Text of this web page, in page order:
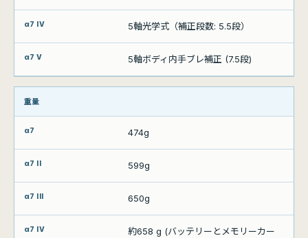
5軸光学式（補正段数: 5.5段）
5軸ボディ内手ブレ補正 (7.5段)
重量
474g
599g
650g
約658 g (バッテリーとメモリーカー